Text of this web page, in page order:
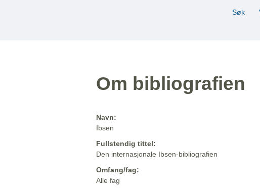
Søk
Om bibliografien
Navn:
Ibsen
Fullstendig tittel:
Den internasjonale Ibsen-bibliografien
Omfang/fag:
Alle fag